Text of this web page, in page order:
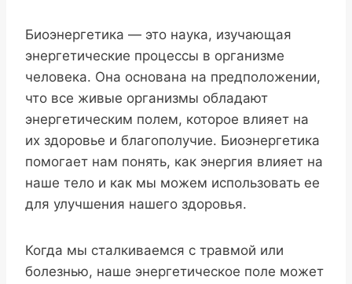
Биоэнергетика — это наука, изучающая
энергетические процессы в организме
человека. Она основана на предположении,
что все живые организмы обладают
энергетическим полем, которое влияет на
их здоровье и благополучие. Биоэнергетика
помогает нам понять, как энергия влияет на
наше тело и как мы можем использовать ее
для улучшения нашего здоровья.
Когда мы сталкиваемся с травмой или
болезнью, наше энергетическое поле может